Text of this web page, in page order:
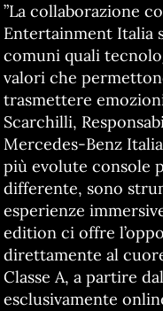
”La collaborazione
Entertainment Italia
comuni quali
valori che
trasmettere
Scarchilli,
Mercedes-Benz
più evolute console
differente, sono
esperienze
edition ci offre
direttamente al
Classe A, a partire
esclusivamente